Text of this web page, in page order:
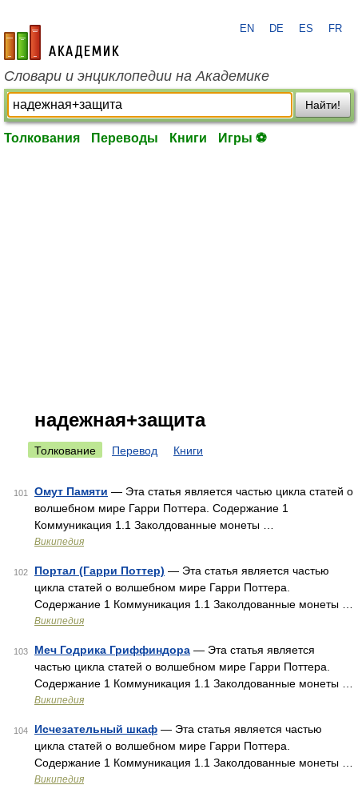
academic.ru
EN DE ES FR
Словари и энциклопедии на Академике
Найти!
Толкования Переводы Книги Игры ⚽
надежная+защита
Толкование Перевод Книги
101 Омут Памяти — Эта статья является частью цикла статей о
волшебном мире Гарри Поттера. Содержание 1
Коммуникация 1.1 Заколдованные монеты …
Википедия
102 Портал (Гарри Поттер) — Эта статья является частью
цикла статей о волшебном мире Гарри Поттера.
Содержание 1 Коммуникация 1.1 Заколдованные монеты …
Википедия
103 Меч Годрика Гриффиндора — Эта статья является
частью цикла статей о волшебном мире Гарри Поттера.
Содержание 1 Коммуникация 1.1 Заколдованные монеты …
Википедия
104 Исчезательный шкаф — Эта статья является частью
цикла статей о волшебном мире Гарри Поттера.
Содержание 1 Коммуникация 1.1 Заколдованные монеты …
Википедия